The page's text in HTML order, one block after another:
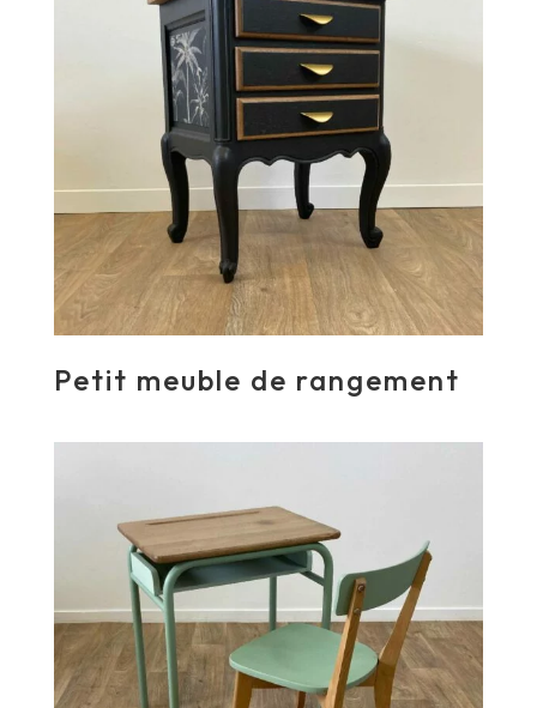
Petit meuble de rangement